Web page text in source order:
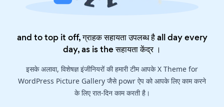
and to top it off, ग्राहक सहायता उपलब्ध है all day every
day, as is theसहायता केंद्र।
इसके अलावा, विशेषज्ञ इंजीनियरों की हमारी टीम आपके X Theme for
WordPress Picture Gallery जैसे powr ऐप को आपके लिए काम करने
के लिए रात-दिन काम करती है।